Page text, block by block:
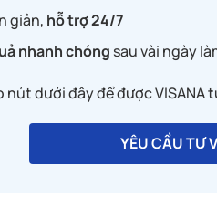
giản, hỗ trợ 24/7
nhanh chóng sau vài ngày
nút dưới đây để được VISANA
YÊU CẦU TƯ
Vũ Thu Nguyễn